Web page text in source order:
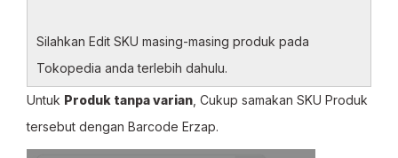
Silahkan Edit SKU masing-masing produk pada
Tokopedia anda terlebih dahulu.
Untuk Produk tanpa varian , Cukup samakan SKU Produk
tersebut dengan Barcode Erzap.